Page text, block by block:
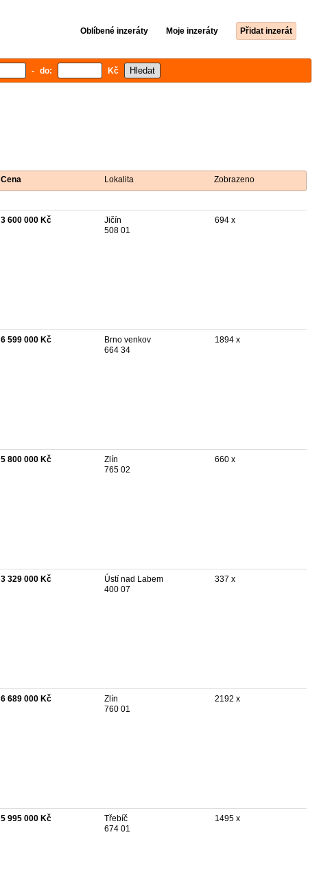
Oblíbené inzeráty Moje inzeráty Přidat inzerát
- do: Kč
Cena Lokalita Zobrazeno
3 600 000 Kč
Jičín
508 01
694 x
6 599 000 Kč
Brno venkov
664 34
1894 x
5 800 000 Kč
Zlín
765 02
660 x
3 329 000 Kč
Ústí nad Labem
400 07
337 x
6 689 000 Kč
Zlín
760 01
2192 x
5 995 000 Kč
Třebíč
674 01
1495 x